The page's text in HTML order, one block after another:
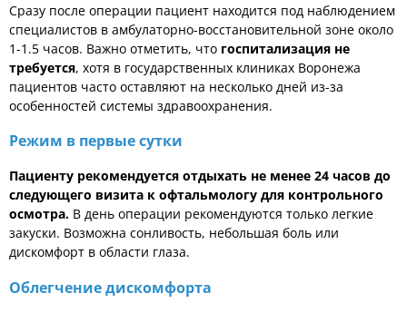
Сразу после операции пациент находится под наблюдением
специалистов в амбулаторно-восстановительной зоне около
1-1.5 часов. Важно отметить, что госпитализация не
требуется, хотя в государственных клиниках Воронежа
пациентов часто оставляют на несколько дней из-за
особенностей системы здравоохранения.
Режим в первые сутки
Пациенту рекомендуется отдыхать не менее 24 часов до
следующего визита к офтальмологу для контрольного
осмотра. В день операции рекомендуются только легкие
закуски. Возможна сонливость, небольшая боль или
дискомфорт в области глаза.
Облегчение дискомфорта